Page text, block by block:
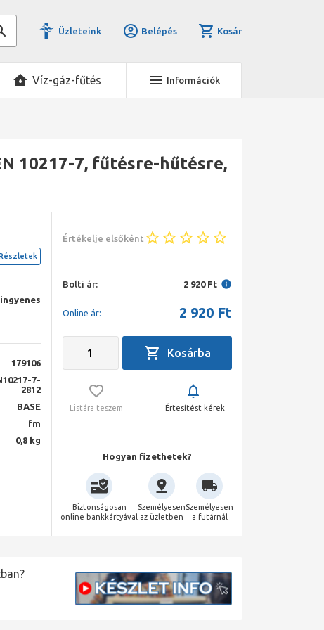
Üzleteink Belépés Kosár
Víz-gáz-fűtés Információk
10217-7, fűtésre-hűtésre,
Részletek
ingyenes
179106
7-
2812
BASE
fm
0,8 kg
Értékelje elsőként
Bolti ár: 2 920 Ft
Online ár: 2 920 Ft
Listára teszem Értesítést kérek
Hogyan fizethetek?
Biztonságosan
online bankkártyával
Személyesen
az üzletben
Személyesen
a futárnál